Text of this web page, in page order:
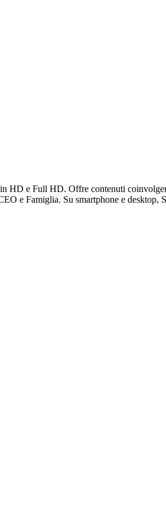
HD e Full HD. Offre contenuti
e Famiglia. Su smartphone e desktop,